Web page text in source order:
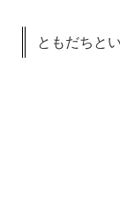
ともだちと